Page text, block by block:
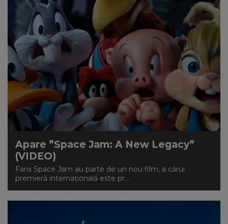
Apare ”Space Jam: A New Legacy”
(VIDEO)
Fanii Space Jam au parte de un nou film, a cărui
premieră internațională este pr...